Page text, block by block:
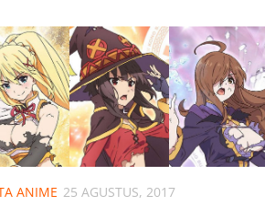
ANIME 25 AGUSTUS, 2017